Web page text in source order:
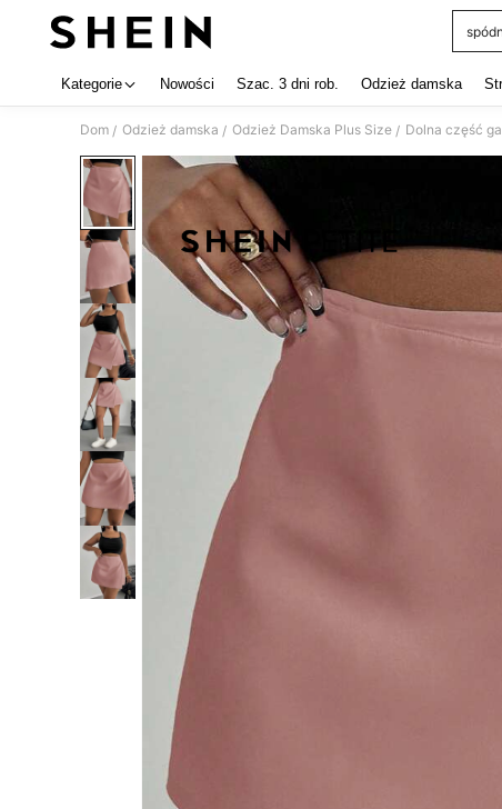
Kategorie Nowości Szac. 3 dni rob. Odzież damska
Dom / Odzież damska / Odzież Damska Plus Size / Dolna część